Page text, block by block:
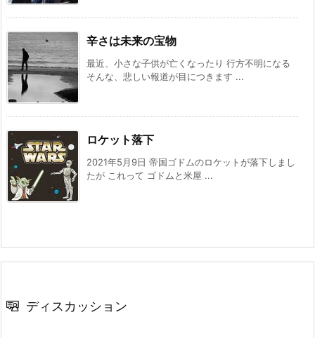
辛さは未来の宝物
最近、小さな子供が亡くなったり 行方不明になる
そんな、悲しい報道が目につきます ...
ロケット落下
2021年5月9日 帝国ゴドムのロケットが落下しまし
たが これって ゴドムと米屋 ...
ディスカッション